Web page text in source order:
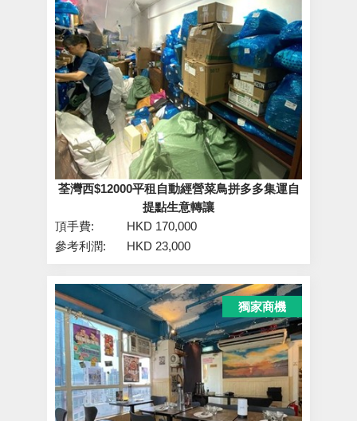
荃灣西$12000平租自動經營菜鳥拼多多集運自
提點生意轉讓
頂手費:
HKD 170,000
參考利潤:
HKD 23,000
獨家商機